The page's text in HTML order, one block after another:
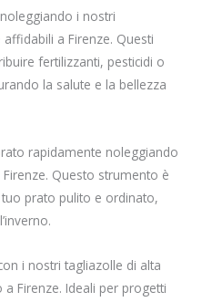
i nostri
affidabili a Firenze. Questi
fertilizzanti, pesticidi o
la salute e la bellezza
rapidamente noleggiando
Questo strumento è
prato pulito e ordinato,
i nostri tagliazolle di alta
Firenze. Ideali per progetti